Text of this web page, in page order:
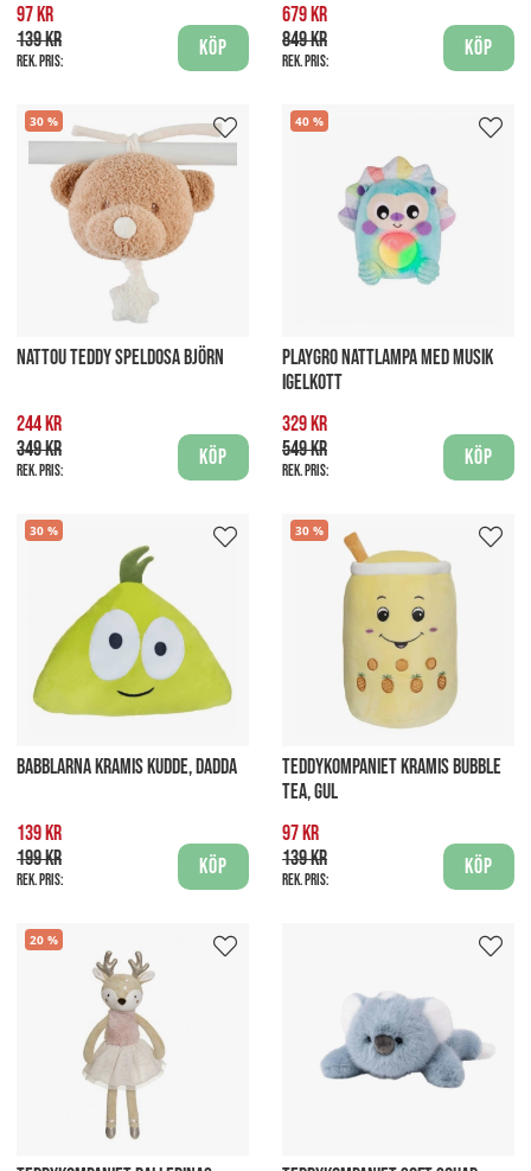
97 kr
139 kr
Rek. pris:
Köp
679 kr
849 kr
Rek. pris:
Köp
30
NATTOU TEDDY SPELDOSA BJÖRN
244 kr
349 kr
Rek. pris:
Köp
40
PLAYGRO NATTLAMPA MED MUSIK
IGELKOTT
329 kr
549 kr
Rek. pris:
Köp
30
BABBLARNA KRAMIS KUDDE, DADDA
139 kr
199 kr
Rek. pris:
Köp
30
TEDDYKOMPANIET KRAMIS BUBBLE
TEA, GUL
97 kr
139 kr
Rek. pris:
Köp
20